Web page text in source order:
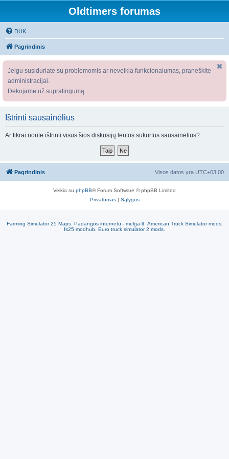
Oldtimers forumas
DUK
Pagrindinis
Jeigu susiduriate su problemomis ar neveikia funkcionalumas, praneškite
administracijai.
Dėkojame už supratingumą.
Ištrinti sausainėlius
Ar tikrai norite ištrinti visus šios diskusijų lentos sukurtus sausainėlius?
Pagrindinis Visos datos yra UTC+03:00
Veikia su phpBB® Forum Software © phpBB Limited
Privatumas| Sąlygos
Farming Simulator 25 Maps. Padangos internetu - melga.lt. American Truck Simulator mods,
fs25 modhub Euro truck simulator 2 mods